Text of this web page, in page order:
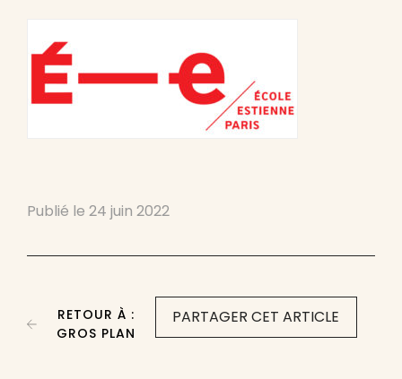
Publié le 24 juin 2022
PARTAGER CET ARTICLE
RETOUR À :
GROS PLAN